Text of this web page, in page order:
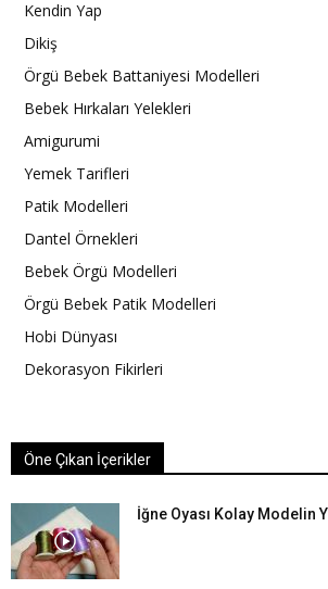
Kendin Yap
Dikiş
Örgü Bebek Battaniyesi Modelleri
Bebek Hırkaları Yelekleri
Amigurumi
Yemek Tarifleri
Patik Modelleri
Dantel Örnekleri
Bebek Örgü Modelleri
Örgü Bebek Patik Modelleri
Hobi Dünyası
Dekorasyon Fikirleri
Öne Çıkan İçerikler
İğne Oyası Kolay Modelin